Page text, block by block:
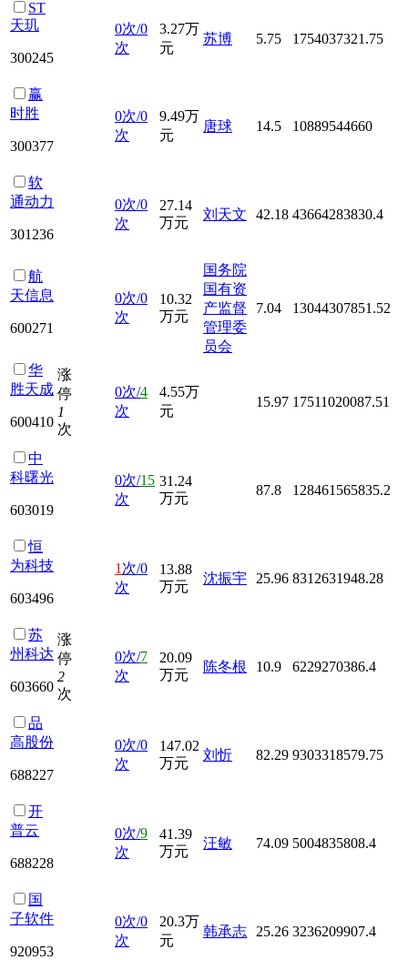
ST
天玑
300245
0次/0
次
3.27万
元
苏博 5.75 1754037321.75
赢
时胜
300377
0次/0
次
9.49万
元
唐球 14.5 10889544660
软
通动力
301236
0次/0
次
27.14
万元
刘天文 42.18 43664283830.4
航
天信息
600271
0次/0
次
10.32
万元
国务院
国有资
产监督
管理委
员会
7.04 13044307851.52
华
胜天成
600410
涨
停
1
次
0次/4
次
4.55万
元
15.97 17511020087.51
中
科曙光
603019
0次/15
次
31.24
万元
87.8 128461565835.2
恒
为科技
603496
1 次/0
次
13.88
万元
沈振宇 25.96 8312631948.28
苏
州科达
603660
涨
停
2
次
0次/7
次
20.09
万元
陈冬根 10.9 6229270386.4
品
高股份
688227
0次/0
次
147.02
万元
刘忻 82.29 9303318579.75
开
普云
688228
0次/9
次
41.39
万元
汪敏 74.09 5004835808.4
国
子软件
920953
0次/0
次
20.3万
元
韩承志 25.26 3236209907.4